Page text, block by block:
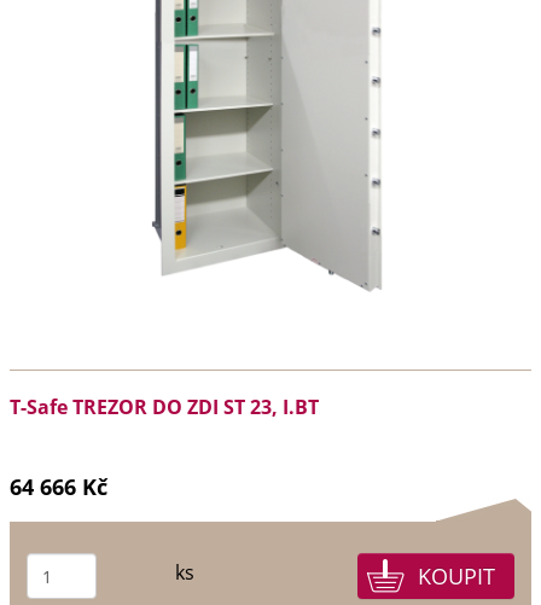
T-Safe TREZOR DO ZDI ST 23, I.BT
64 666 Kč
ks